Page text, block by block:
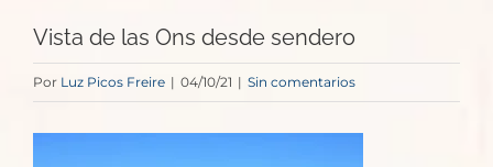
Vista de las Ons desde sendero
Por Luz Picos Freire | 04/10/21 | Sin comentarios